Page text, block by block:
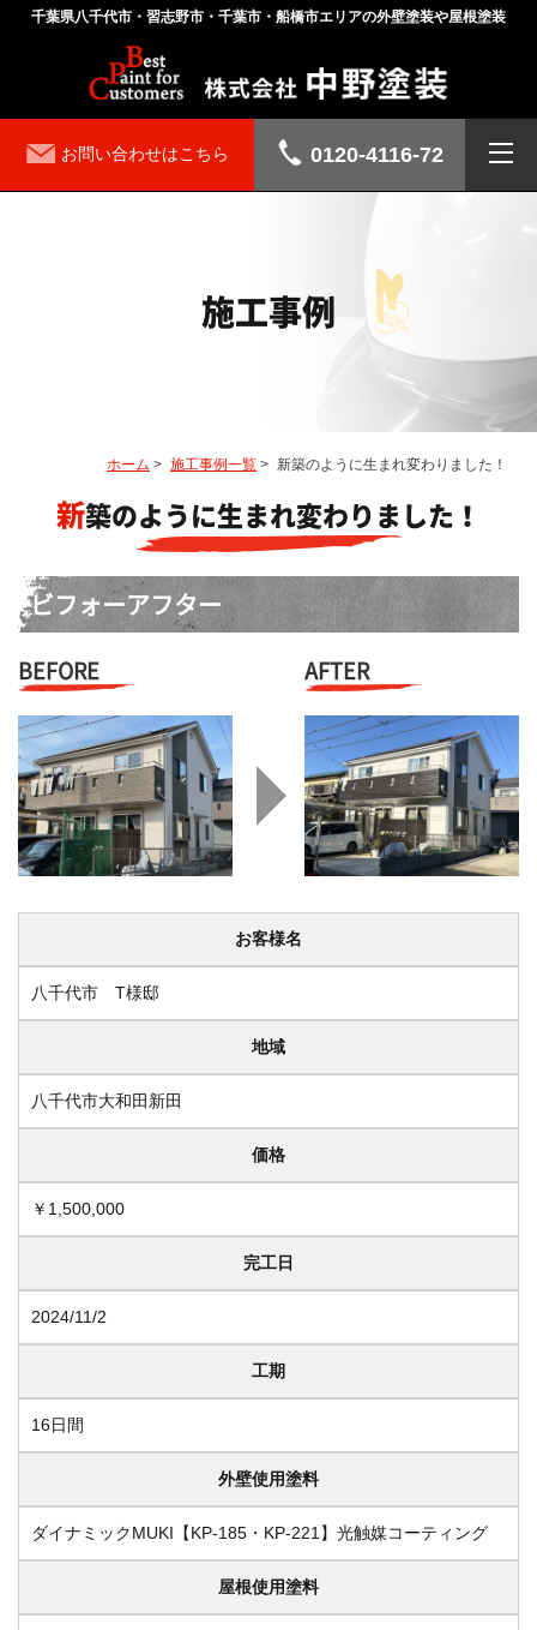
千葉県八千代市・習志野市・千葉市・船橋市エリアの外壁塗装や屋根塗装
お問い合わせはこちら 0120-4116-72
施工事例
ホーム > 施工事例一覧 > 新築のように生まれ変わりました！
新築のように生まれ変わりました！
ビフォーアフター
AFTER
BEFORE
お客様名
八千代市 T様邸
地域
八千代市大和田新田
価格
￥1,500,000
完工日
2024/11/2
工期
16日間
外壁使用塗料
ダイナミックMUKI【KP-185・KP-221】光触媒コーティング
屋根使用塗料